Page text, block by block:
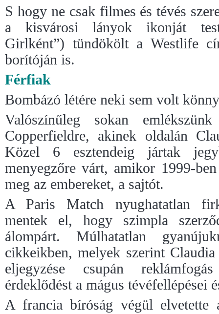
S hogy ne csak filmes és tévés
a kisvárosi lányok ikonját
Girlként”) tündökölt a Westlife
borítóján is.
Férfiak
Bombázó létére neki sem volt
Valószínűleg sokan
Copperfieldre, akinek oldalán
Közel 6 esztendeig jártak
menyegzőre várt, amikor 1999-
meg az embereket, a sajtót.
A Paris Match nyughatatlan
mentek el, hogy szimpla
álompárt. Múlhatatlan
cikkeikben, melyek szerint
eljegyzése csupán
érdeklődést a mágus tévéfellépései
A francia bíróság végül elvetette